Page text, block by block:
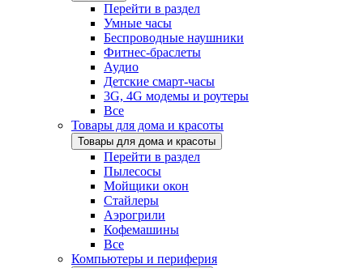
Перейти в раздел
Умные часы
Беспроводные наушники
Фитнес-браслеты
Аудио
Детские смарт-часы
3G, 4G модемы и роутеры
Все
Товары для дома и красоты
Товары для дома и красоты
Перейти в раздел
Пылесосы
Мойщики окон
Стайлеры
Аэрогрили
Кофемашины
Все
Компьютеры и периферия